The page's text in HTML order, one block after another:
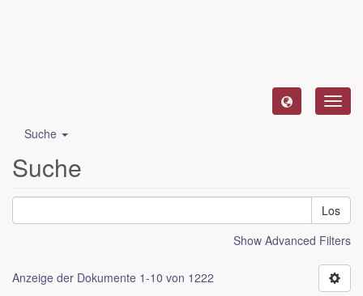
Suche
Suche
Los
Show Advanced Filters
Anzeige der Dokumente 1-10 von 1222